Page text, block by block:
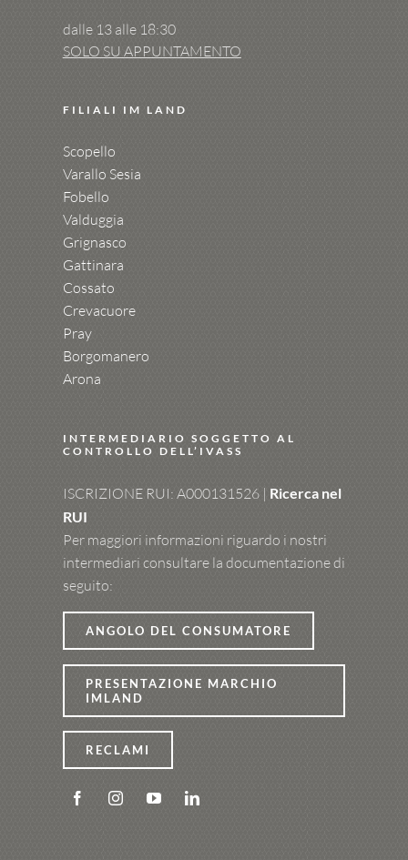
dalle 13 alle 18:30
SOLO SU APPUNTAMENTO
FILIALI IM LAND
Scopello
Varallo Sesia
Fobello
Valduggia
Grignasco
Gattinara
Cossato
Crevacuore
Pray
Borgomanero
Arona
INTERMEDIARIO SOGGETTO AL
CONTROLLO DELL’IVASS
ISCRIZIONE RUI: A000131526 | Ricerca nel
RUI
Per maggiori informazioni riguardo i nostri
intermediari consultare la documentazione di
seguito:
ANGOLO DEL CONSUMATORE
PRESENTAZIONE MARCHIO
IMLAND
RECLAMI